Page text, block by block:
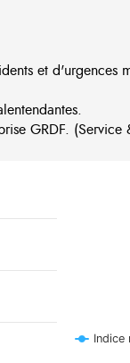
et d'urgences
GRDF. (Service
Indice